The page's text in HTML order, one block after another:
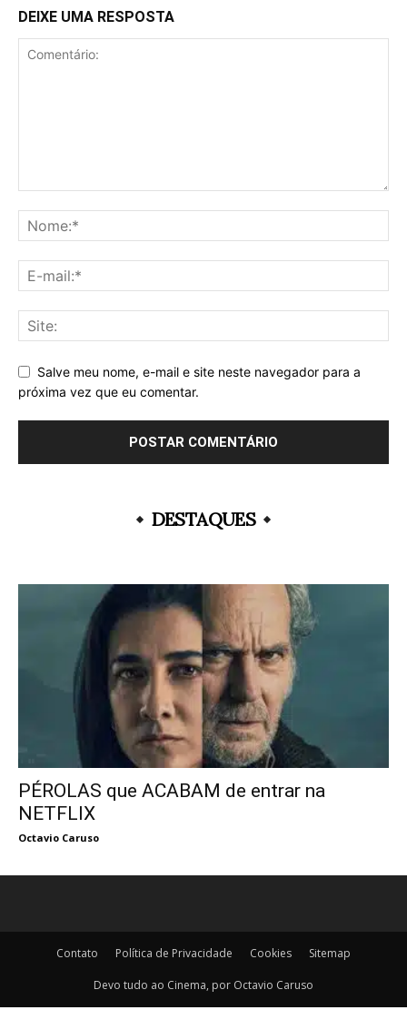
DEIXE UMA RESPOSTA
Salve meu nome, e-mail e site neste navegador para a
próxima vez que eu comentar.
DESTAQUES
PÉROLAS que ACABAM de entrar na
NETFLIX
Octavio Caruso
Contato Política de Privacidade Cookies Sitemap
Devo tudo ao Cinema, por Octavio Caruso